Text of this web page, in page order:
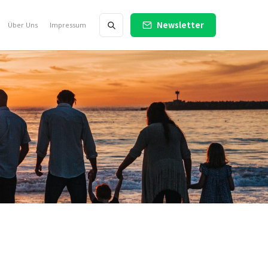
Über Uns Impressum Newsletter